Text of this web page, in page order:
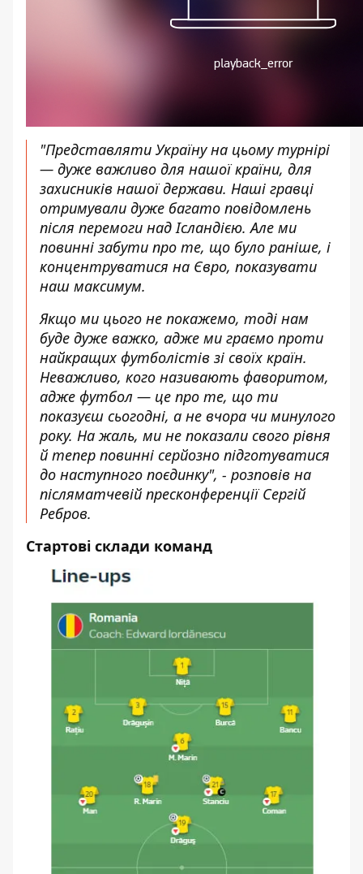
"Представляти Україну на цьому турнірі
— дуже важливо для нашої країни, для
захисників нашої держави. Наші гравці
отримували дуже багато повідомлень
після перемоги над Ісландією. Але ми
повинні забути про те, що було раніше, і
концентруватися на Євро, показувати
наш максимум.
Якщо ми цього не покажемо, тоді нам
буде дуже важко, адже ми граємо проти
найкращих футболістів зі своїх країн.
Неважливо, кого називають фаворитом,
адже футбол — це про те, що ти
показуєш сьогодні, а не вчора чи минулого
року. На жаль, ми не показали свого рівня
й тепер повинні серйозно підготуватися
до наступного поєдинку", - розповів на
післяматчевій пресконференції Сергій
Ребров.
Стартові склади команд